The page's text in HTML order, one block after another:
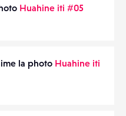
Huahine iti #05
la photo Huahine iti